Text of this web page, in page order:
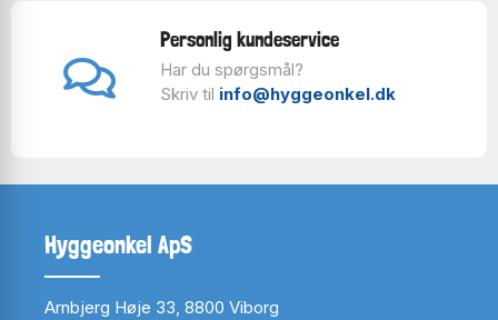
Personlig kundeservice
Har du spørgsmål?
Skriv til info@hyggeonkel.dk
Hyggeonkel ApS
Arnbjerg Høje 33, 8800 Viborg